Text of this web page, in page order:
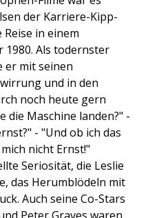
der Karriere-Kipp-
in einem
1980. Als todernster
er mit seinen
und in den
noch heute gern
die Maschine landen?" -
- "Und ob ich das
nicht Ernst!"
Seriosität, die Leslie
das Herumblödeln mit
Auch seine Co-Stars